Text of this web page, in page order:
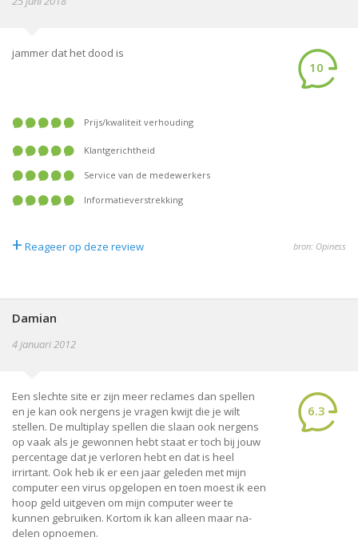
jammer dat het dood is
10
prijs/kwaliteit verhouding
klantgerichtheid
service van de medewerkers
informatieverstrekking
+ Reageer op deze review bron: Opiness
Damian
4 januari 2012
Een slechte site er zijn meer reclames dan spellen
en je kan ook nergens je vragen kwijt die je wilt
stellen. De multiplay spellen die slaan ook nergens
op vaak als je gewonnen hebt staat er toch bij jouw
percentage dat je verloren hebt en dat is heel
irrirtant. Ook heb ik er een jaar geleden met mijn
computer een virus opgelopen en toen moest ik een
hoop geld uitgeven om mijn computer weer te
kunnen gebruiken. Kortom ik kan alleen maar na-
delen opnoemen.
6.3